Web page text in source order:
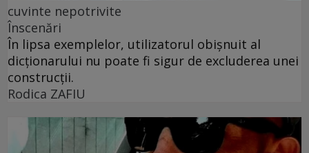
cuvinte nepotrivite
Înscenări
În lipsa exemplelor, utilizatorul obișnuit al
dicționarului nu poate fi sigur de excluderea unei
construcții.
Rodica ZAFIU